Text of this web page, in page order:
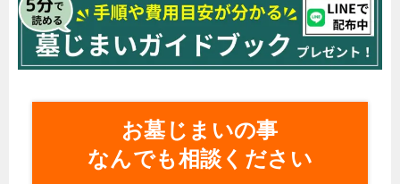
お墓じまいの事
なんでも相談ください